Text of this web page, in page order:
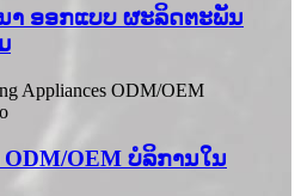
າ ອອກແບບ ຜະລິດຕະພັນ
ODM/OEM ບໍລິການໃນ